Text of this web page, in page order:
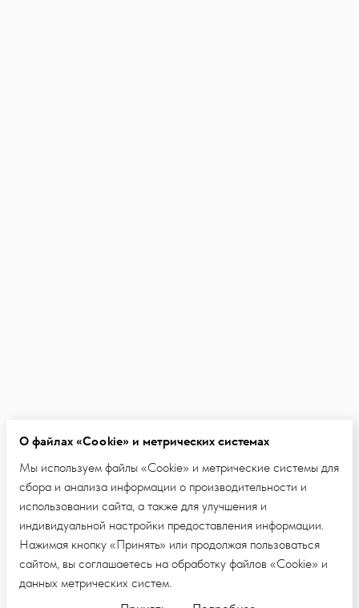
О файлах «Cookie» и метрических системах
Мы используем файлы «Cookie» и метрические системы для
сбора и анализа информации о производительности и
использовании сайта, а также для улучшения и
индивидуальной настройки предоставления информации.
Нажимая кнопку «Принять» или продолжая пользоваться
сайтом, вы соглашаетесь на обработку файлов «Cookie» и
данных метрических систем.